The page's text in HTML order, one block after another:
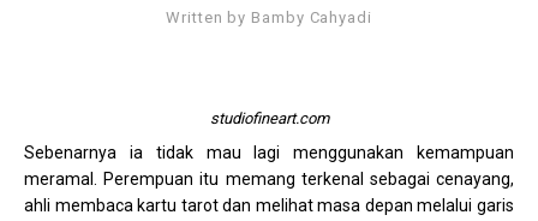
Written by Bamby Cahyadi
studiofineart.com
Sebenarnya ia tidak mau lagi menggunakan kemampuan
meramal. Perempuan itu memang terkenal sebagai cenayang,
ahli membaca kartu tarot dan melihat masa depan melalui garis